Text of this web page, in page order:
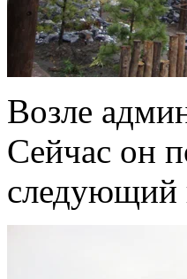
Возле
Сейчас он
следующий